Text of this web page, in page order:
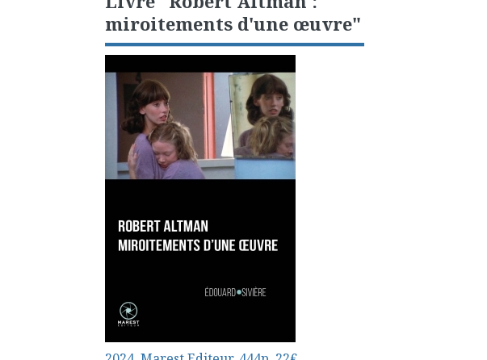
miroitements d'une œuvre"